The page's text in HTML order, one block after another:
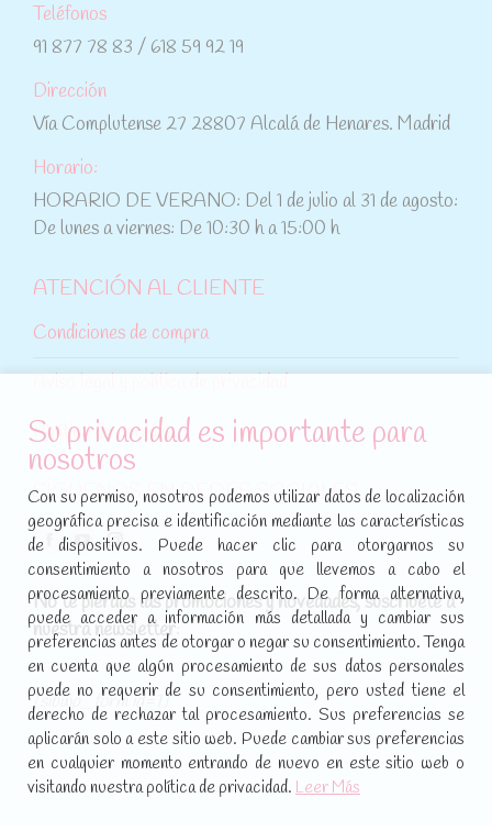
Teléfonos
91 877 78 83 / 618 59 92 19
Dirección
Vía Complutense 27 28807 Alcalá de Henares. Madrid
Horario:
HORARIO DE VERANO: Del 1 de julio al 31 de agosto:
De lunes a viernes: De 10:30 h a 15:00 h
ATENCIÓN AL CLIENTE
Condiciones de compra
Aviso legal y política de privacidad
Política de cookies
SÍGUENOS EN REDES SOCIALES
Encuéntranos en:
Facebook
page
opens
in
new
window
YouTube
page
opens
in
new
window
Instagram
page
opens
in
new
window
No te pierdas las promociones y novedades, suscríbete a
nuestra newsletter:
[sibwp_form id=1]
Su privacidad es importante para
nosotros
Con su permiso, nosotros podemos utilizar datos de localización
geográfica precisa e identificación mediante las características
de dispositivos. Puede hacer clic para otorgarnos su
consentimiento a nosotros para que llevemos a cabo el
procesamiento previamente descrito. De forma alternativa,
puede acceder a información más detallada y cambiar sus
preferencias antes de otorgar o negar su consentimiento. Tenga
en cuenta que algún procesamiento de sus datos personales
puede no requerir de su consentimiento, pero usted tiene el
derecho de rechazar tal procesamiento. Sus preferencias se
aplicarán solo a este sitio web. Puede cambiar sus preferencias
en cualquier momento entrando de nuevo en este sitio web o
visitando nuestra política de privacidad. Leer Más